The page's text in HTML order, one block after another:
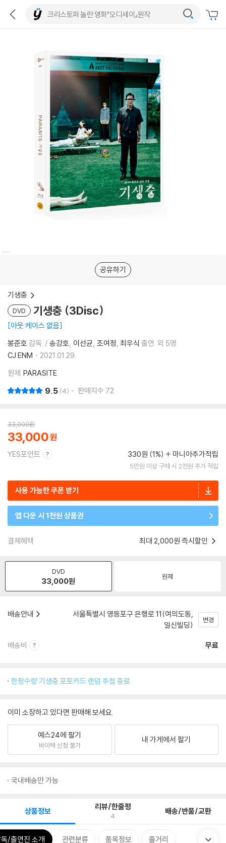
공유하기
기생충
DVD 기생충 (3Disc)
아웃 케이스 없음
봉준호 감독 송강호 이선균 조여정 최우식 출연 외 5명
CJ ENM
2021.01.29.
원제 PARASITE
9.5 4 판매지수 72
33,000원
33,000
YES포인트 330원 (1%) 마니아추가적립
5만원 이상 구매 시 2천원 추가 적립
사용 가능한 쿠폰 받기
앱 다운 시 1천원 상품권
결제혜택 최대 2,000원 즉시할인
DVD
33,000원 원제
배송안내
서울특별시 영등포구 은행로 11(여의도동,
일신빌딩)
변경
배송비 무료
한정수량 기생충 포토카드 랜덤 추첨 종료
이미 소장하고 있다면 판매해 보세요.
예스24에 팔기
바이백 신청 불가
내 가게에서 팔기
국내배송만 가능
상품정보 리뷰/한줄평
4 배송/반품/교환
/출연진 소개 관련분류 품목정보 줄거리